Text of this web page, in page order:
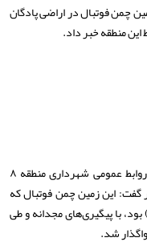
زمین چمن فوتبال در اراضی پادگان
منطقه خبر داد.
به نقل از روابط عمومی شهرداری منطقه ۸
این زمین چمن فوتبال که
پیش‌تر در محدوه پادگان سابق ارتش (لشگر ۷۷) بود، با پیگیری‌های مجدانه و طی